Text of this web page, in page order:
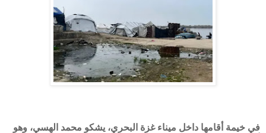
في خيمة أقامها داخل ميناء غزة البحري، يشكو محمد الهسي، وهو